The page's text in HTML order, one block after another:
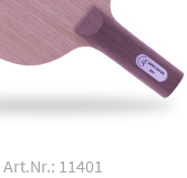
Art.Nr.: 11401